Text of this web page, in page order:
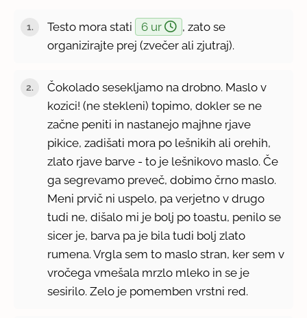
Testo mora stati 6 ur
, zato se
organizirajte prej (zvečer ali zjutraj).
Čokolado sesekljamo na drobno. Maslo v
kozici! (ne stekleni) topimo, dokler se ne
začne peniti in nastanejo majhne rjave
pikice, zadišati mora po lešnikih ali orehih,
zlato rjave barve - to je lešnikovo maslo. Če
ga segrevamo preveč, dobimo črno maslo.
Meni prvič ni uspelo, pa verjetno v drugo
tudi ne, dišalo mi je bolj po toastu, penilo se
sicer je, barva pa je bila tudi bolj zlato
rumena. Vrgla sem to maslo stran, ker sem v
vročega vmešala mrzlo mleko in se je
sesirilo. Zelo je pomemben vrstni red.